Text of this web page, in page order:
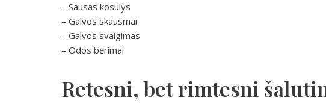
– Sausas kosulys
– Galvos skausmai
– Galvos svaigimas
– Odos bėrimai
Retesni, bet rimtesni